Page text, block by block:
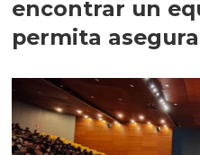
encontrar un
permita